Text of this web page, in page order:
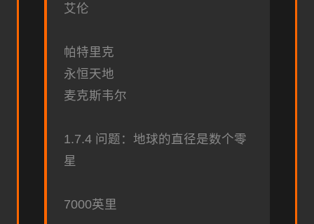
艾伦
帕特里克
永恒天地
麦克斯韦尔
1.7.4 问题：地球的直径是数个零
星
7000英里